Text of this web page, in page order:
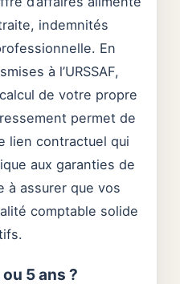
indemnités
En
à l’URSSAF,
de votre propre
permet de
lien contractuel qui
aux garanties de
à assurer que vos
comptable solide
5 ans ?